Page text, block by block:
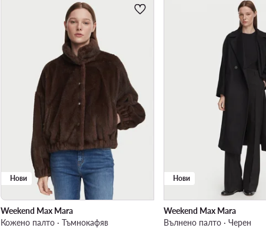
Нови
Weekend Max Mara
Кожено палто · Тъмнокафяв
Нови
Weekend Max Mara
Вълнено палто · Черен